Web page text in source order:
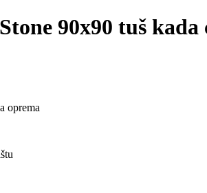
90x90 tuš kada
oprema